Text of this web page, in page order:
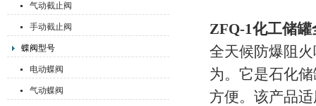
气动截止阀
手动截止阀
蝶阀型号
电动蝶阀
气动蝶阀
ZFQ-1化工储
全天候防爆阻
为。它是石化
方便。该产品